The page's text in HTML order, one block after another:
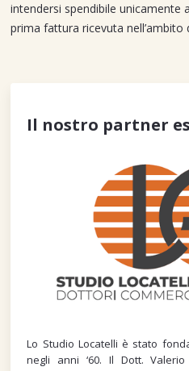
intendersi spendibile unicamente
prima fattura ricevuta nell’ambito
Il nostro partner
Lo Studio Locatelli è stato
negli anni ‘60. Il Dott.